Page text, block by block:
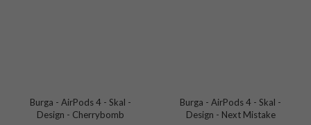
Burga - AirPods 4 - Skal -
Design - Cherrybomb
Burga - AirPods 4 - Skal -
Design - Next Mistake